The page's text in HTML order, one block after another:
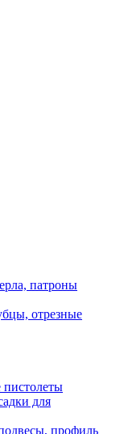
патроны
отрезные
для
профиль